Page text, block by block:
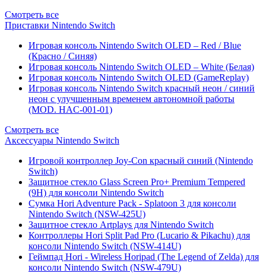
Смотреть все
Приставки Nintendo Switch
Игровая консоль Nintendo Switch OLED – Red / Blue
(Красно / Синяя)
Игровая консоль Nintendo Switch OLED – White (Белая)
Игровая консоль Nintendo Switch OLED (GameReplay)
Игровая консоль Nintendo Switch красный неон / синий
неон с улучшенным временем автономной работы
(MOD. HAC-001-01)
Смотреть все
Аксессуары Nintendo Switch
Игровой контроллер Joy-Con красный синий (Nintendo
Switch)
Защитное стекло Glass Screen Pro+ Premium Tempered
(9H) для консоли Nintendo Switch
Сумка Hori Adventure Pack - Splatoon 3 для консоли
Nintendo Switch (NSW-425U)
Защитное стекло Artplays для Nintendo Switch
Контроллеры Hori Split Pad Pro (Lucario & Pikachu) для
консоли Nintendo Switch (NSW-414U)
Геймпад Hori - Wireless Horipad (The Legend of Zelda) для
консоли Nintendo Switch (NSW-479U)